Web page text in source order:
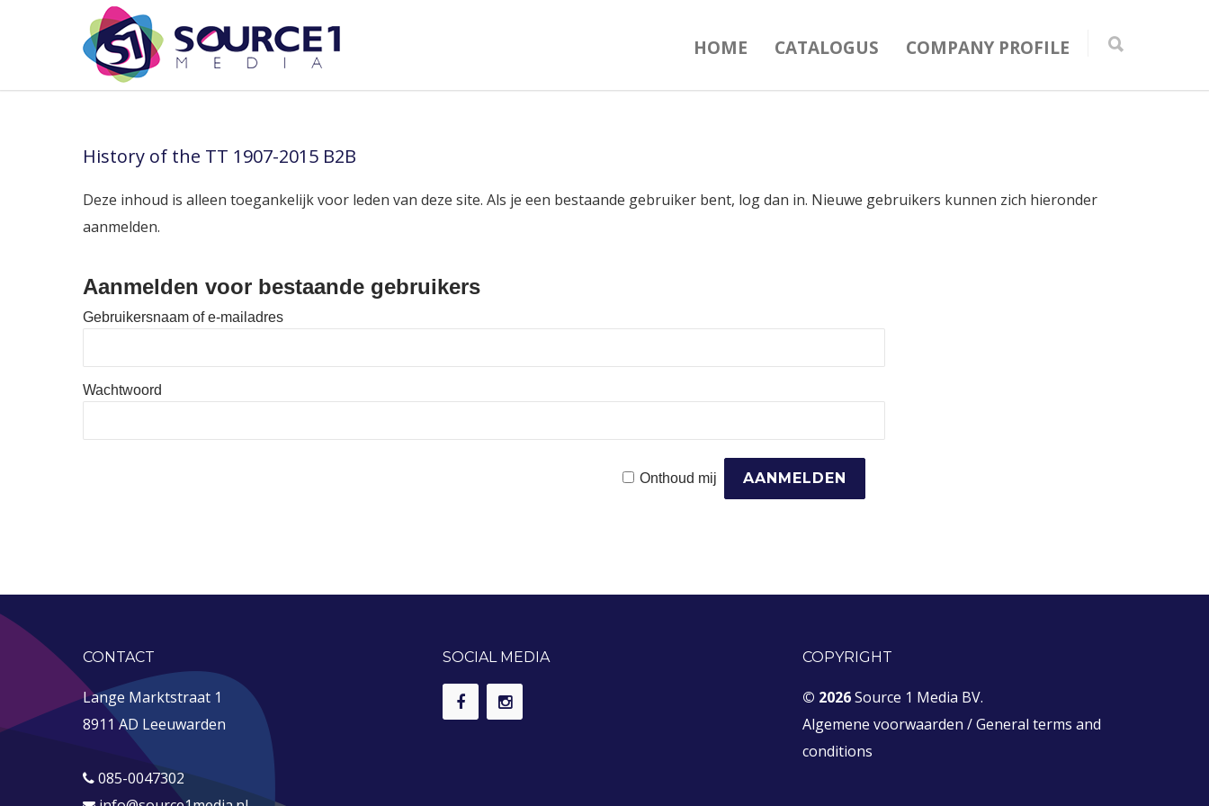
HOME CATALOGUS COMPANY PROFILE
History of the TT 1907-2015 B2B
Deze inhoud is alleen toegankelijk voor leden van deze site. Als je een bestaande gebruiker bent, log dan in. Nieuwe gebruikers kunnen zich hieronder
aanmelden.
Aanmelden voor bestaande gebruikers
Gebruikersnaam of e-mailadres
Wachtwoord
Onthoud mij
CONTACT
Lange Marktstraat 1
8911 AD Leeuwarden
085-0047302
SOCIAL MEDIA COPYRIGHT
© 2026Source 1 Media BV.
Algemene voorwaarden /General terms and
conditions